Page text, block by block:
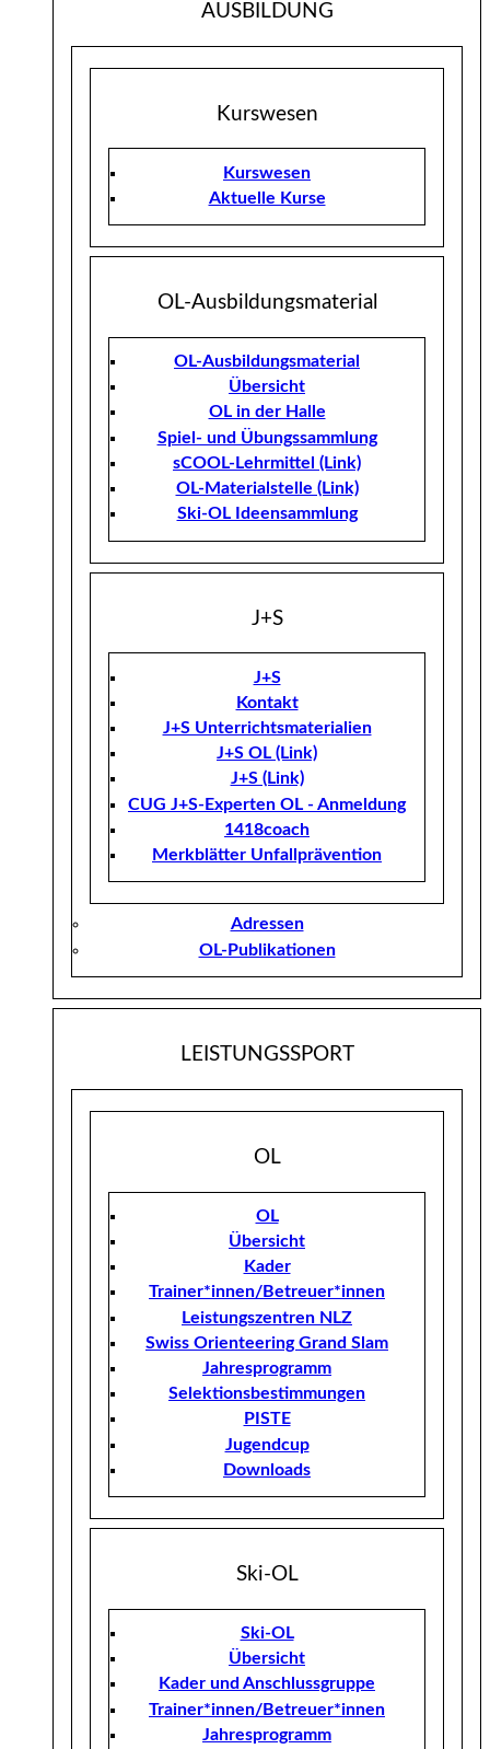
AUSBILDUNG
Kurswesen
Kurswesen
Aktuelle Kurse
OL-Ausbildungsmaterial
OL-Ausbildungsmaterial
Übersicht
OL in der Halle
Spiel- und Übungssammlung
sCOOL-Lehrmittel (Link)
OL-Materialstelle (Link)
Ski-OL Ideensammlung
J+S
J+S
Kontakt
J+S Unterrichtsmaterialien
J+S OL (Link)
J+S (Link)
CUG J+S-Experten OL - Anmeldung
1418coach
Merkblätter Unfallprävention
Adressen
OL-Publikationen
LEISTUNGSSPORT
OL
OL
Übersicht
Kader
Trainer*innen/Betreuer*innen
Leistungszentren NLZ
Swiss Orienteering Grand Slam
Jahresprogramm
Selektionsbestimmungen
PISTE
Jugendcup
Downloads
Ski-OL
Ski-OL
Übersicht
Kader und Anschlussgruppe
Trainer*innen/Betreuer*innen
Jahresprogramm